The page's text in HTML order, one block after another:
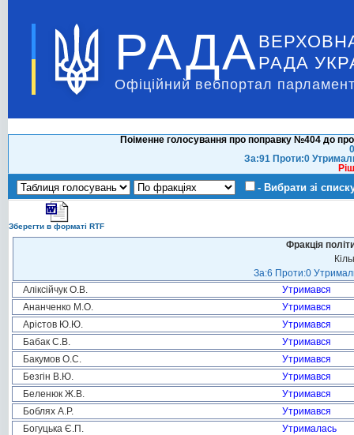
РАДА РАДА
Офіційний вебпортал
Поіменне голосування про поправку №404 до
За:91 Проти:0
- Вибрати зі
Зберегти в форматі RTF
Фракція
За:6 Проти:0
Аліксійчук О.В.
Утримався
Ананченко М.О.
Утримався
Арістов Ю.Ю.
Утримався
Бабак С.В.
Утримався
Бакумов О.С.
Утримався
Безгін В.Ю.
Утримався
Беленюк Ж.В.
Утримався
Боблях А.Р.
Утримався
Богуцька Є.П.
Утрималась